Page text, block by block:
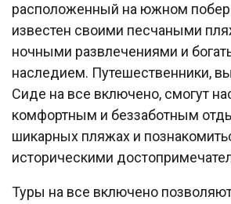
расположенный на южном
известен своими песчаными
ночными развлечениями и
наследием. Путешественники,
Сиде на все включено, смогут
комфортным и беззаботным
шикарных пляжах и
историческими
Туры на все включено